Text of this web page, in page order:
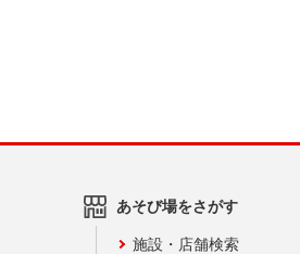
あそび場をさがす
施設・店舗検索